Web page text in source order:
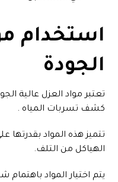
استخدام
الجودة
تعتبر مواد العزل عالية
كشف تسربات المياه .
تتميز هذه المواد بقدرتها
الهياكل من التلف.
يتم اختيار المواد